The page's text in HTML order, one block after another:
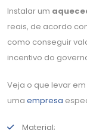
Instalar um
reais, de acordo
como conseguir
incentivo do
Veja o que levar
uma empresa
Material;